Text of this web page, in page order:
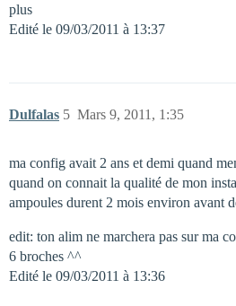
plus
Edité le 09/03/2011 à 13:37
Dulfalas Mars 9, 2011, 1:35
5
ma config avait 2 ans et demi quand
quand on connait la qualité de mon
ampoules durent 2 mois environ avant
edit: ton alim ne marchera pas sur ma
6 broches ^^
Edité le 09/03/2011 à 13:36